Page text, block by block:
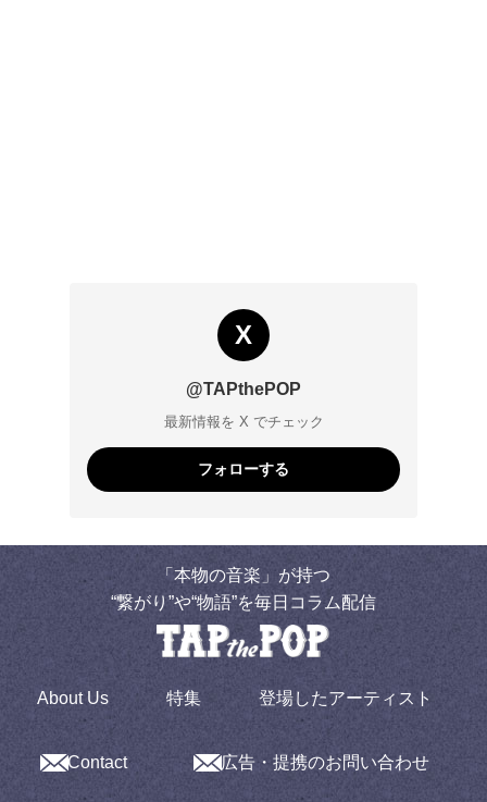
X
@TAPthePOP
最新情報を X でチェック
フォローする
「本物の音楽」が持つ
“繋がり”や“物語”を毎日コラム配信
About Us 特集 登場したアーティスト
Contact 広告・提携のお問い合わせ